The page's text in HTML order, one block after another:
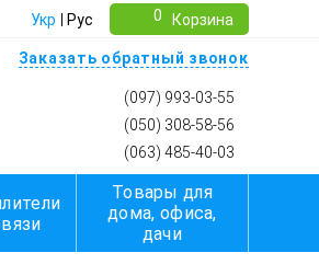
Укр Рус 0 Корзина
Заказать обратный звонок
(097) 993-03-55
(050) 308-58-56
(063) 485-40-03
Товары для
дома, офиса,
дачи